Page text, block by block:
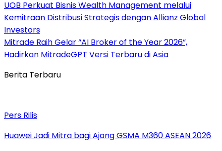
UOB Perkuat Bisnis Wealth Management melalui
Kemitraan Distribusi Strategis dengan Allianz Global
Investors
Mitrade Raih Gelar “AI Broker of the Year 2026”,
Hadirkan MitradeGPT Versi Terbaru di Asia
Berita Terbaru
Pers Rilis
Huawei Jadi Mitra bagi Ajang GSMA M360 ASEAN 2026